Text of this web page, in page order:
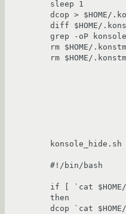
sleep 1
dcop > $HOME/
diff $HOME/
grep -oP
rm $HOME/
rm $HOME/
konsole_hide.sh
#!/bin/bash
if [ `cat
then
dcop `cat